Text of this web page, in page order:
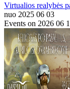
Virtualios realybės
nuo 2025 06 03
Events on 2026 06